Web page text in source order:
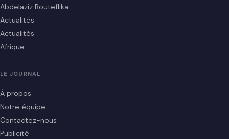
Abdelaziz Bouteflika
Actualités
Actualités
Afrique
LE JOURNAL
À propos
Notre équipe
Contactez-nous
Publicité